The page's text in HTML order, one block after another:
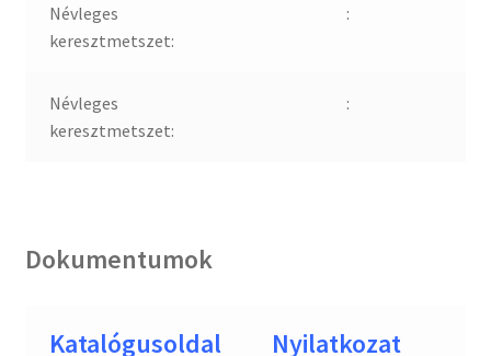
Névleges
keresztmetszet:
:
Névleges
keresztmetszet:
:
Dokumentumok
Katalógusoldal Nyilatkozat